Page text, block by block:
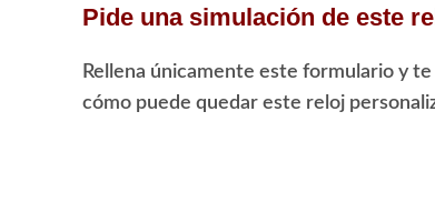
Pide una simulación de este
Rellena únicamente este formulario y
cómo puede quedar este reloj